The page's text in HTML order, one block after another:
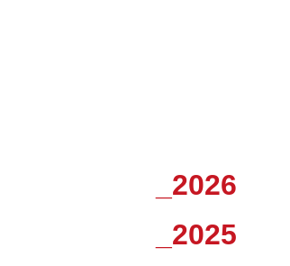
_2026
_2025